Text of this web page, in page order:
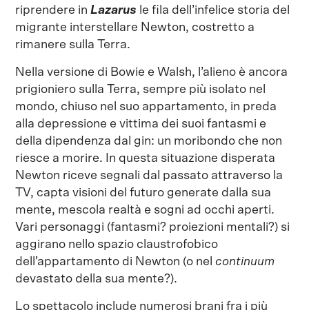
riprendere inLazarus le fila dell’infelice storia del
migrante interstellare Newton, costretto a
rimanere sulla Terra.
Nella versione di Bowie e Walsh, l’alieno è ancora
prigioniero sulla Terra, sempre più isolato nel
mondo, chiuso nel suo appartamento, in preda
alla depressione e vittima dei suoi fantasmi e
della dipendenza dal gin: un moribondo che non
riesce a morire. In questa situazione disperata
Newton riceve segnali dal passato attraverso la
TV, capta visioni del futuro generate dalla sua
mente, mescola realtà e sogni ad occhi aperti.
Vari personaggi (fantasmi? proiezioni mentali?) si
aggirano nello spazio claustrofobico
dell’appartamento di Newton (o nelcontinuum
devastato della sua mente?).
Lo spettacolo include numerosi brani fra i più